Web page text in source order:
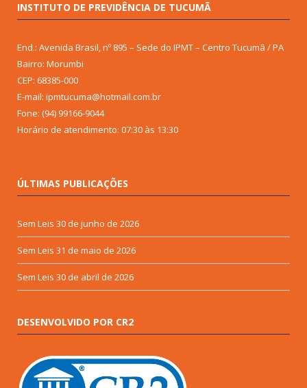
INSTITUTO DE PREVIDÊNCIA DE TUCUMÃ
End.: Avenida Brasil, nº 895 – Sede do IPMT – Centro Tucumã / PA
Bairro: Morumbi
CEP: 68385-000
E-mail: ipmtucuma@hotmail.com.br
Fone: (94) 99166-9044
Horário de atendimento: 07:30 às 13:30
ÚLTIMAS PUBLICAÇÕES
Sem Leis 30 de junho de 2026
Sem Leis 31 de maio de 2026
Sem Leis 30 de abril de 2026
DESENVOLVIDO POR CR2